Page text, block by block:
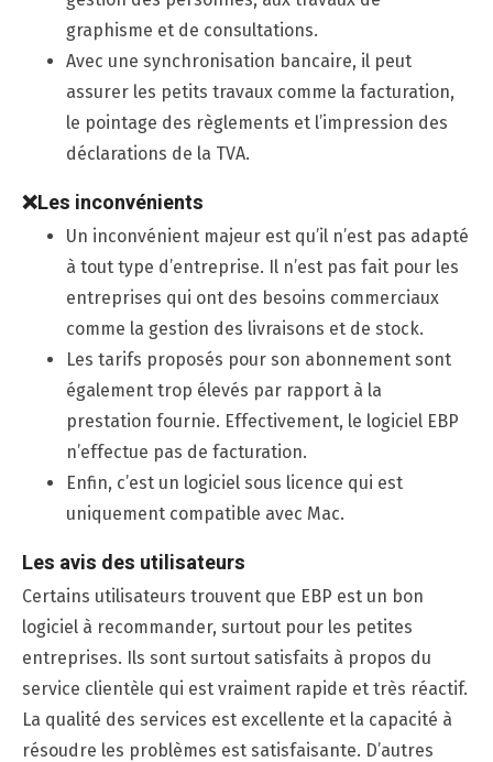
graphisme et de consultations.
Avec une synchronisation bancaire, il peut
assurer les petits travaux comme la facturation,
le pointage des règlements et l’impression des
déclarations de la TVA.
❌Les inconvénients
Un inconvénient majeur est qu’il n’est pas adapté
à tout type d’entreprise. Il n’est pas fait pour les
entreprises qui ont des besoins commerciaux
comme la gestion des livraisons et de stock.
Les tarifs proposés pour son abonnement sont
également trop élevés par rapport à la
prestation fournie. Effectivement, le logiciel EBP
n’effectue pas de facturation.
Enfin, c’est un logiciel sous licence qui est
uniquement compatible avec Mac.
Les avis des utilisateurs
Certains utilisateurs trouvent que EBP est un bon
logiciel à recommander, surtout pour les petites
entreprises. Ils sont surtout satisfaits à propos du
service clientèle qui est vraiment rapide et très réactif.
La qualité des services est excellente et la capacité à
résoudre les problèmes est satisfaisante. D’autres